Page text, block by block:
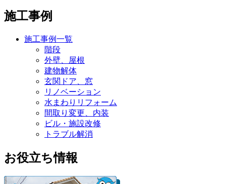
施工事例
施工事例一覧
階段
外壁、屋根
建物解体
玄関ドア、窓
リノベーション
水まわりリフォーム
間取り変更、内装
ビル・施設改修
トラブル解消
お役立ち情報